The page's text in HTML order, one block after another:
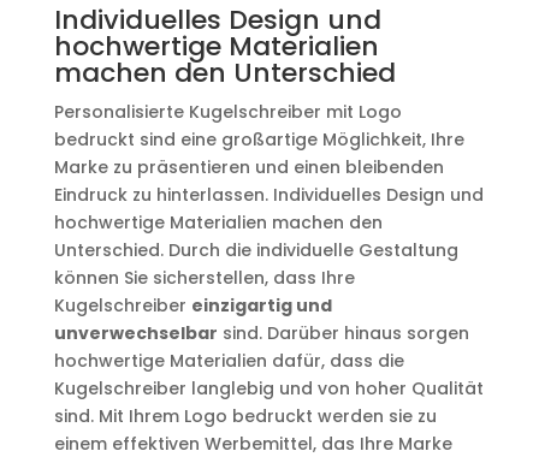
Individuelles Design und
hochwertige Materialien
machen den Unterschied
Personalisierte Kugelschreiber mit Logo
bedruckt sind eine großartige Möglichkeit, Ihre
Marke zu präsentieren und einen bleibenden
Eindruck zu hinterlassen. Individuelles Design und
hochwertige Materialien machen den
Unterschied. Durch die individuelle Gestaltung
können Sie sicherstellen, dass Ihre
Kugelschreiber einzigartig und
unverwechselbar sind. Darüber hinaus sorgen
hochwertige Materialien dafür, dass die
Kugelschreiber langlebig und von hoher Qualität
sind. Mit Ihrem Logo bedruckt werden sie zu
einem effektiven Werbemittel, das Ihre Marke